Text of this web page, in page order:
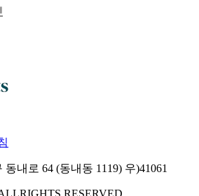
내로 64 (동내동 1119) 우)41061
RESERVED